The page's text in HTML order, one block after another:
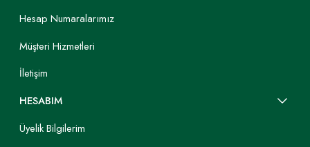
Hesap Numaralarımız
Müşteri Hizmetleri
İletişim
HESABIM
Üyelik Bilgilerim